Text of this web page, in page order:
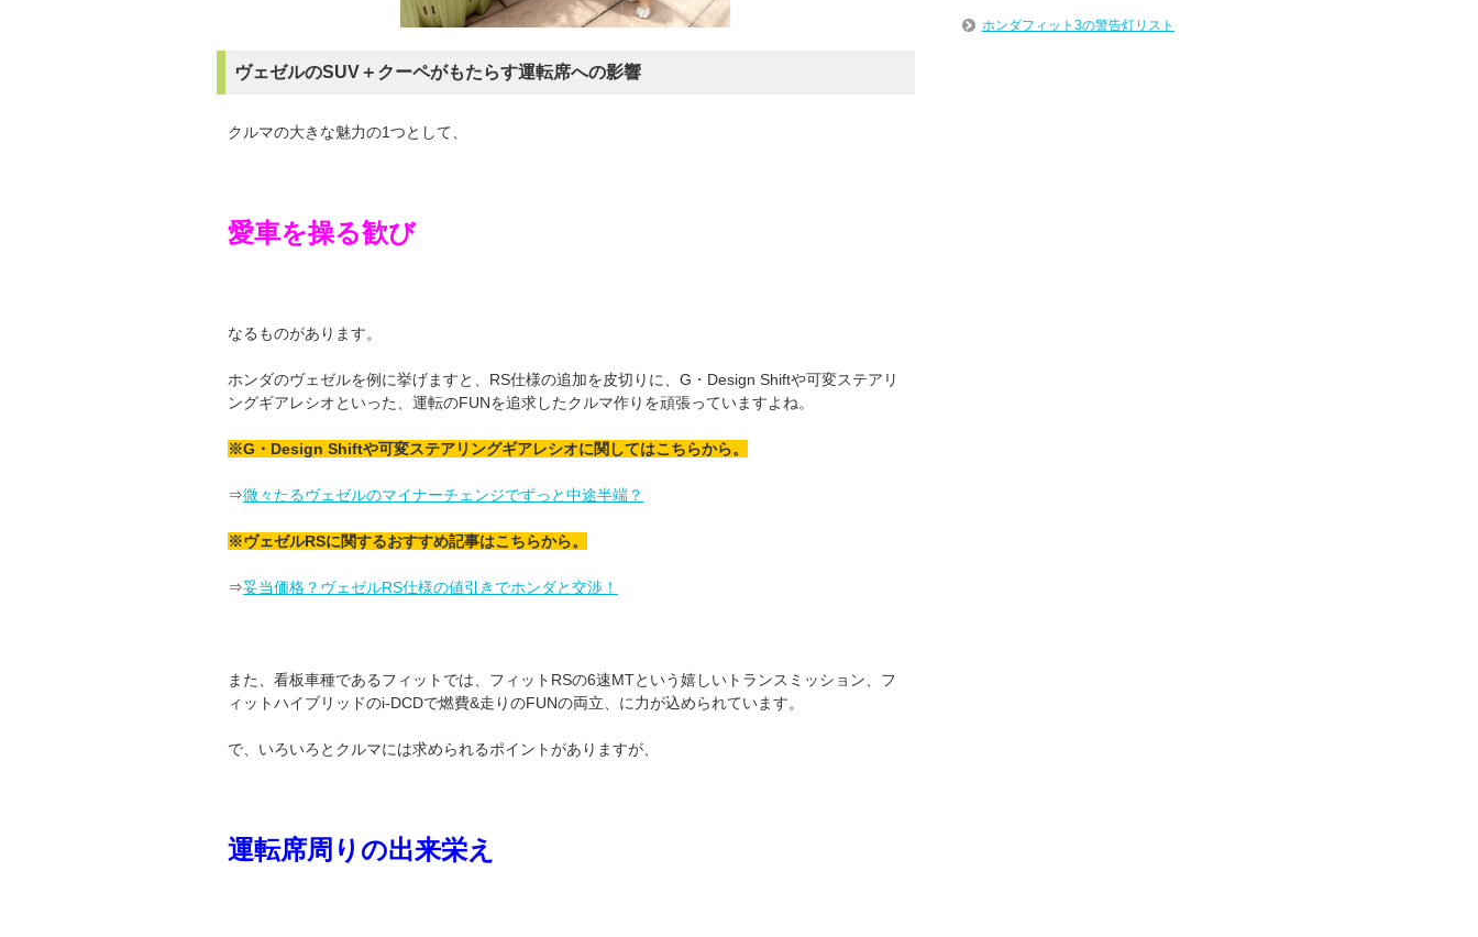
ヴェゼルのSUV＋クーペがもたらす運転席への影響
クルマの大きな魅力の1つとして、
愛車を操る歓び
なるものがあります。
ホンダのヴェゼルを例に挙げますと、RS仕様の追加を皮切りに、G・Design Shiftや可変ステアリ
ングギアレシオといった、運転のFUNを追求したクルマ作りを頑張っていますよね。
※G・Design Shiftや可変ステアリングギアレシオに関してはこちらから。
⇒微々たるヴェゼルのマイナーチェンジでずっと中途半端？
※ヴェゼルRSに関するおすすめ記事はこちらから。
⇒妥当価格？ヴェゼルRS仕様の値引きでホンダと交渉！
また、看板車種であるフィットでは、フィットRSの6速MTという嬉しいトランスミッション、フ
ィットハイブリッドのi-DCDで燃費&走りのFUNの両立、に力が込められています。
で、いろいろとクルマには求められるポイントがありますが、
運転席周りの出来栄え
ホンダフィット3の警告灯リスト